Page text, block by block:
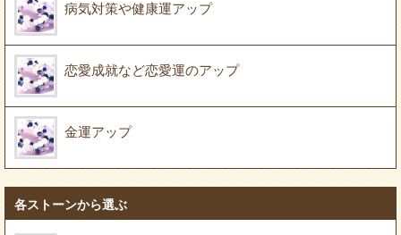
病気対策や健康運アップ
恋愛成就など恋愛運のアップ
金運アップ
各ストーンから選ぶ